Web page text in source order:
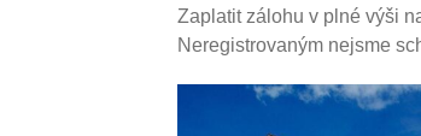
Zaplatit zálohu v plné výši
Neregistrovaným nejsme